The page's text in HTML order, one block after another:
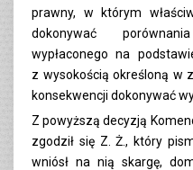
prawny, w którym
dokonywać
wypłaconego na
z wysokością określoną w
konsekwencji dokonywać
Z powyższą decyzją
zgodził się Z. Ż., który
wniósł na nią skargę,